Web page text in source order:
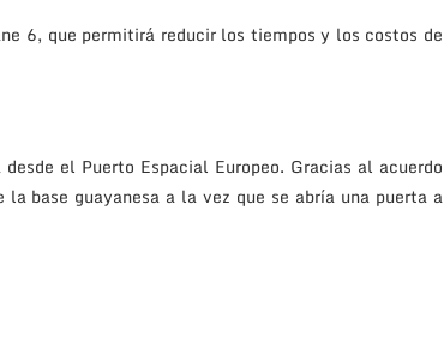
6, que permitirá reducir los tiempos y los costos de
el Puerto Espacial Europeo. Gracias al acuerdo
base guayanesa a la vez que se abría una puerta a